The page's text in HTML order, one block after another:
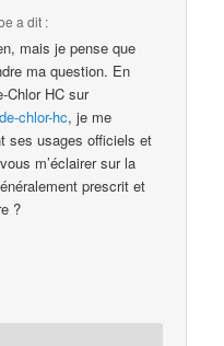
a dit :
mais je pense que
ma question. En
Chlor HC sur
chlor-hc, je me
ses usages officiels et
m’éclairer sur la
prescrit et
?